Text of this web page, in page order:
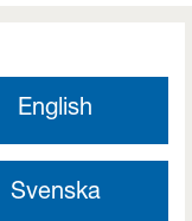
English
Svenska